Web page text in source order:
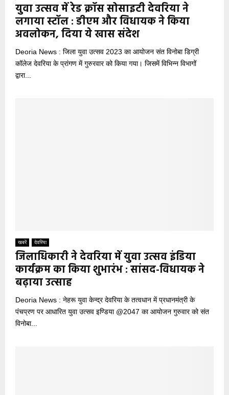
युवा उत्सव में रेड क्रॉस सोसाइटी देवरिया ने
लगाया स्टॉल : डीएम और विधायक ने किया
अवलोकन, दिया ये खास संदेश
Deoria News : जिला युवा उत्सव 2023 का आयोजन संत विनोबा डिग्री
कॉलेज देवरिया के प्रांगण में गुरुरवार को किया गया। जिसमें विभिन्न विभागों
द्वारा...
खबरें देवरिया
जिलाधिकारी ने देवरिया में युवा उत्सव इंडिया
कार्यक्रम का किया शुभारंभ : सांसद-विधायक ने
बढ़ाया उत्साह
Deoria News : नेहरू युवा केन्द्र देवरिया के तत्वधान में प्रधानमंत्री के
पंचप्रण पर आधारित युवा उत्सव इण्डिया @2047 का आयोजन गुरुवार को संत
विनोबा...